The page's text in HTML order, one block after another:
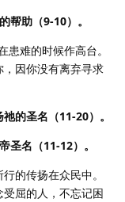
助（9-10）。
患难的时候作高台。
，因你没有离弃寻求
的圣名（11-20）。
名（11-12）。
的传扬在众民中。
受屈的人，不忘记困